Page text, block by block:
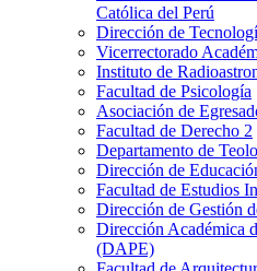
Católica del Perú
Dirección de
Vicerrectorado
Instituto de
Facultad de Psicología
Asociación de
Facultad de Derecho 2
Departamento de
Dirección de
Facultad de Estudios
Dirección de Gestión
Dirección Académica
(DAPE)